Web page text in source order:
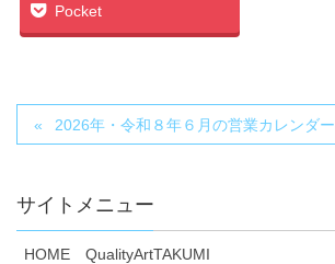
Pocket
2026年・令和８年６月の営業カレンダー
サイトメニュー
HOME QualityArtTAKUMI